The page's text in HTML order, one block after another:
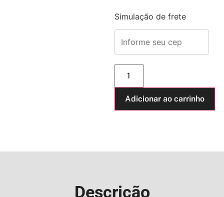
Simulação de frete
Adicionar ao carrinho
Descrição